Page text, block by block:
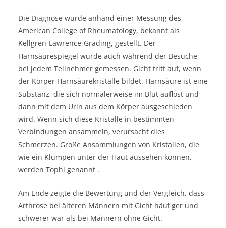
Die Diagnose wurde anhand einer Messung des
American College of Rheumatology, bekannt als
Kellgren-Lawrence-Grading, gestellt. Der
Harnsäurespiegel wurde auch während der Besuche
bei jedem Teilnehmer gemessen. Gicht tritt auf, wenn
der Körper Harnsäurekristalle bildet. Harnsäure ist eine
Substanz, die sich normalerweise im Blut auflöst und
dann mit dem Urin aus dem Körper ausgeschieden
wird. Wenn sich diese Kristalle in bestimmten
Verbindungen ansammeln, verursacht dies
Schmerzen. Große Ansammlungen von Kristallen, die
wie ein Klumpen unter der Haut aussehen können,
werden Tophi genannt .
Am Ende zeigte die Bewertung und der Vergleich, dass
Arthrose bei älteren Männern mit Gicht häufiger und
schwerer war als bei Männern ohne Gicht.